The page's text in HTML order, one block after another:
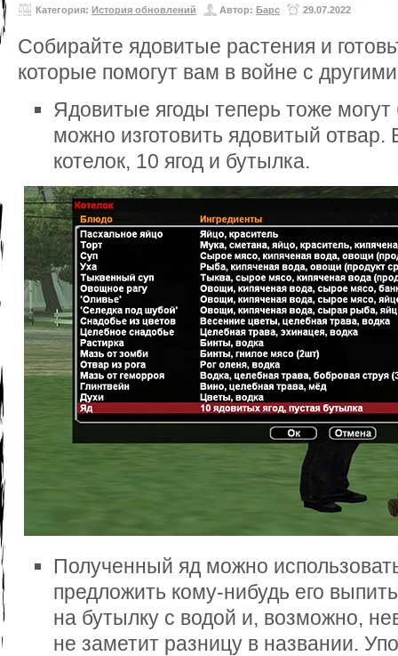
Категория: История обновлений Автор: Барс 29.07.2022
Собирайте ядовитые растения и
которые помогут вам в войне с
Ядовитые ягоды теперь тоже
можно изготовить ядовитый отвар.
котелок, 10 ягод и бутылка.
Полученный яд можно
предложить кому-нибудь его
на бутылку с водой и, возможно,
не заметит разницу в названии.